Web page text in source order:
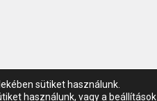
sütiket használunk.
használunk, vagy a beállítások